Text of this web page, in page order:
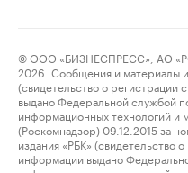
© ООО «БИЗНЕСПРЕСС», АО
2026. Сообщения и материалы
(свидетельство о регистрации
выдано Федеральной службой
информационных технологий и
(Роскомнадзор) 09.12.2015 за
издания «РБК» (свидетельство
информации выдано